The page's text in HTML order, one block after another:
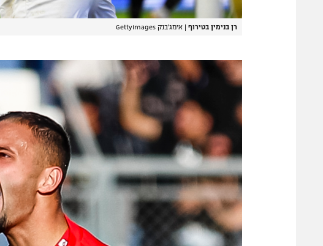
רן בנימין בטירוף | אימג'בנק GettyImages